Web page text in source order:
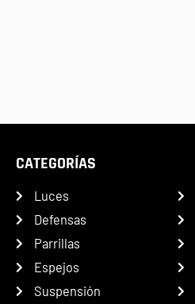
CATEGORÍAS
Luces
Defensas
Parrillas
Espejos
Suspensión